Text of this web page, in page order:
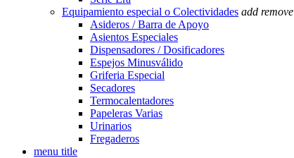
Equipamiento especial o Colectividades add remove
Asideros / Barra de Apoyo
Asientos Especiales
Dispensadores / Dosificadores
Espejos Minusválido
Griferia Especial
Secadores
Termocalentadores
Papeleras Varias
Urinarios
Fregaderos
menu title